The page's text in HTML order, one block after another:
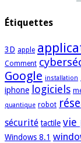
Étiquettes
3D apple
Comment
Google installation
iphone logiciels
quantique robot
sécurité tactile vie
Windows 8.1